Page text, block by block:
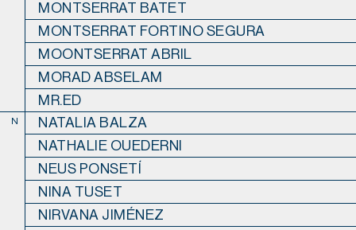
MONTSERRAT BATET
MONTSERRAT FORTINO SEGURA
MOONTSERRAT ABRIL
MORAD ABSELAM
MR.ED
N
NATALIA BALZA
NATHALIE OUEDERNI
NEUS PONSETÍ
NINA TUSET
NIRVANA JIMÉNEZ